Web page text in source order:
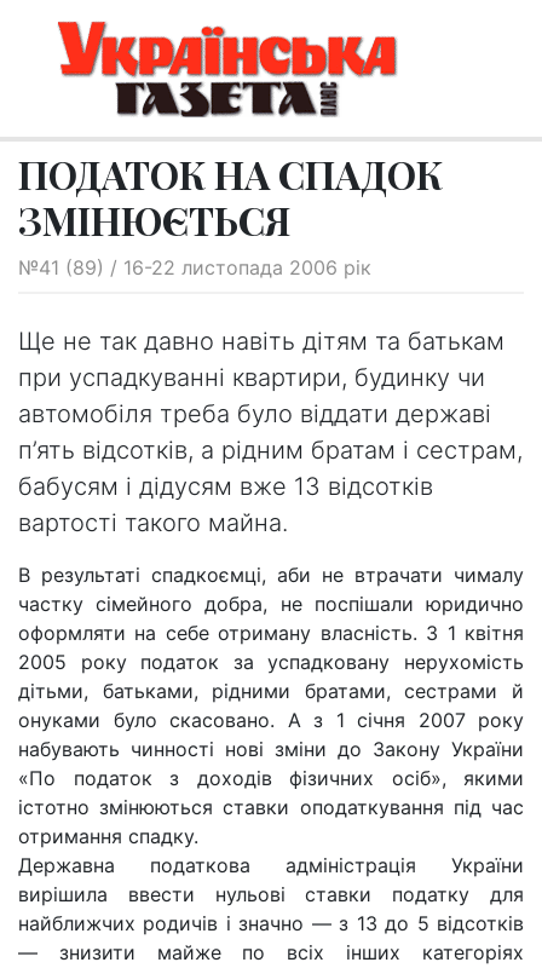
ПОДАТОК НА СПАДОК
ЗМІНЮЄТЬСЯ
№41 (89) / 16-22 листопада 2006 рік
Ще не так давно навіть дітям та батькам
при успадкуванні квартири, будинку чи
автомобіля треба було віддати державі
п’ять відсотків, а рідним братам і сестрам,
бабусям і дідусям вже 13 відсотків
вартості такого майна.
В результаті спадкоємці, аби не втрачати чималу
частку сімейного добра, не поспішали юридично
оформляти на себе отриману власність. З 1 квітня
2005 року податок за успадковану нерухомість
дітьми, батьками, рідними братами, сестрами й
онуками було скасовано. А з 1 січня 2007 року
набувають чинності нові зміни до Закону України
«По податок з доходів фізичних осіб», якими
істотно змінюються ставки оподаткування під час
отримання спадку.
Державна податкова адміністрація України
вирішила ввести нульові ставки податку для
найближчих родичів і значно — з 13 до 5 відсотків
— знизити майже по всіх інших категоріях